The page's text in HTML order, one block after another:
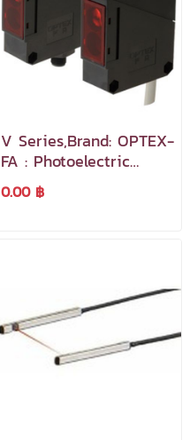
V Series,Brand: OPTEX-
FA : Photoelectric
Sensor สามารถต่อใช้แรง
ดันไฟฟ้า 12~240 VDC /
0.00 ฿